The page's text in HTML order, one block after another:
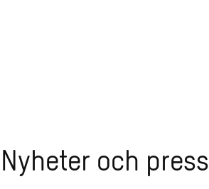
Nyheter och press